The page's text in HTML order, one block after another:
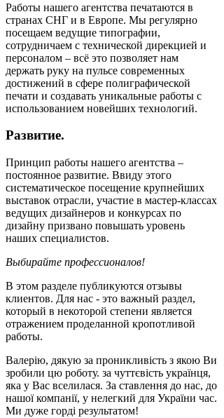
Работы нашего агентства печатаются в
странах СНГ и в Европе. Мы регулярно
посещаем ведущие типографии,
сотрудничаем с технической дирекцией и
персоналом – всё это позволяет нам
держать руку на пульсе современных
достижений в сфере полиграфической
печати и создавать уникальные работы с
использованием новейших технологий.
Развитие.
Принцип работы нашего агентства –
постоянное развитие. Ввиду этого
систематическое посещение крупнейших
выставок отрасли, участие в мастер-классах
ведущих дизайнеров и конкурсах по
дизайну призвано повышать уровень
наших специалистов.
Выбирайте профессионалов!
В этом разделе публикуются отзывы
клиентов. Для нас - это важный раздел,
который в некоторой степени является
отражением проделанной кропотливой
работы.
Валерію, дякую за проникливість з якою Ви
зробили цю роботу. за чуттєвість українця,
яка у Вас вселилася. За ставлення до нас, до
нашої компанії, у нелегкий для України час.
Ми дуже горді результатом!